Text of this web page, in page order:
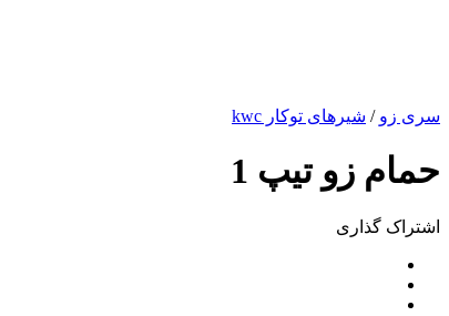
سری زو / شیرهای توکار kwc
حمام زو تیپ 1
اشتراک ‌گذاری